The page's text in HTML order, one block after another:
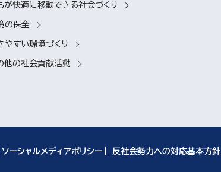
が快適に移動できる社会づくり
の保全
やすい環境づくり
他の社会貢献活動
ソーシャルメディアポリシー 反社会勢力への対応基本方針